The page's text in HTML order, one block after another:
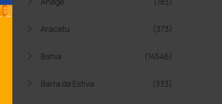
Aracatu (373)
Bahia (14546)
Barra da Estiva (333)